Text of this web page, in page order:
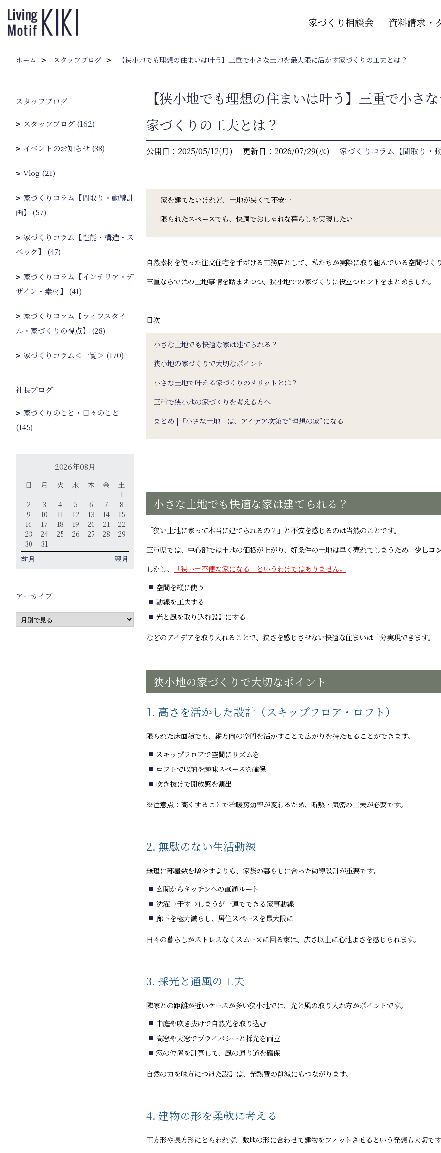
家づくり相談会 資料請求・
ホーム スタッフブログ 【狭小地でも理想の住まいは叶う】三重で小さな土地を最大限に活かす家づくりの工夫とは？
【狭小地でも理想の住まいは叶う】三重で小さ
家づくりの工夫とは？
公開日：2025/05/12(月) 更新日：2026/07/29(水) 家づくりコラム【間取り・動
「家を建てたいけれど、土地が狭くて不安…」
「限られたスペースでも、快適でおしゃれな暮らしを実現したい」
自然素材を使った注文住宅を手がける工務店として、私たちが実際に取り組んでいる空間づく
三重ならではの土地事情を踏まえつつ、狭小地での家づくりに役立つヒントをまとめました。
目次
小さな土地でも快適な家は建てられる？
狭小地の家づくりで大切なポイント
小さな土地で叶える家づくりのメリットとは？
三重で狭小地の家づくりを考える方へ
まとめ |「小さな土地」は、アイデア次第で“理想の家”になる
小さな土地でも快適な家は建てられる？
「狭い土地に家って本当に建てられるの？」と不安を感じるのは当然のことです。
三重県では、中心部では土地の価格が上がり、好条件の土地は早く売れてしまうため、 少しコ
しかし、
「狭い＝不便な家になる」というわけではありません。
空間を縦に使う
動線を工夫する
光と風を取り込む設計にする
などのアイデアを取り入れることで、狭さを感じさせない快適な住まいは十分実現できます。
狭小地の家づくりで大切なポイント
1. 高さを活かした設計（スキップフロア・ロフト）
限られた床面積でも、縦方向の空間を活かすことで広がりを持たせることができます。
スキップフロアで空間にリズムを
ロフトで収納や趣味スペースを確保
吹き抜けで開放感を演出
※注意点：高くすることで冷暖房効率が変わるため、断熱・気密の工夫が必要です。
2. 無駄のない生活動線
無理に部屋数を増やすよりも、家族の暮らしに合った動線設計が重要です。
玄関からキッチンへの直通ルート
洗濯→干す→しまうが一連でできる家事動線
廊下を極力減らし、居住スペースを最大限に
日々の暮らしがストレスなくスムーズに回る家は、広さ以上に心地よさを感じられます。
3. 採光と通風の工夫
隣家との距離が近いケースが多い狭小地では、光と風の取り入れ方がポイントです。
中庭や吹き抜けで自然光を取り込む
高窓や天窓でプライバシーと採光を両立
窓の位置を計算して、風の通り道を確保
自然の力を味方につけた設計は、光熱費の削減にもつながります。
4. 建物の形を柔軟に考える
正方形や長方形にとらわれず、敷地の形に合わせて建物をフィットさせるという発想も大切です
スタッフブログ
スタッフブログ (162)
イベントのお知らせ (38)
Vlog (21)
家づくりコラム【間取り・動線計
画】 (57)
家づくりコラム【性能・構造・ス
ペック】 (47)
家づくりコラム【インテリア・デ
ザイン・素材】 (41)
家づくりコラム【ライフスタイ
ル・家づくりの視点】 (28)
家づくりコラム＜一覧＞ (170)
社長ブログ
家づくりのこと・日々のこと
(145)
2026年08月
日 月 火 水 木 金
土
1
2
3 4 5 6 7
8
9
10 11 12 13 14
15
16
17 18 19 20 21
22
23
24 25 26 27 28
29
30
31
前月 翌月
アーカイブ